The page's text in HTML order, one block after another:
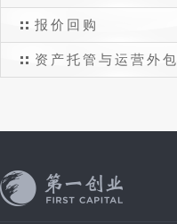
报价回购
资产托管与运营外包